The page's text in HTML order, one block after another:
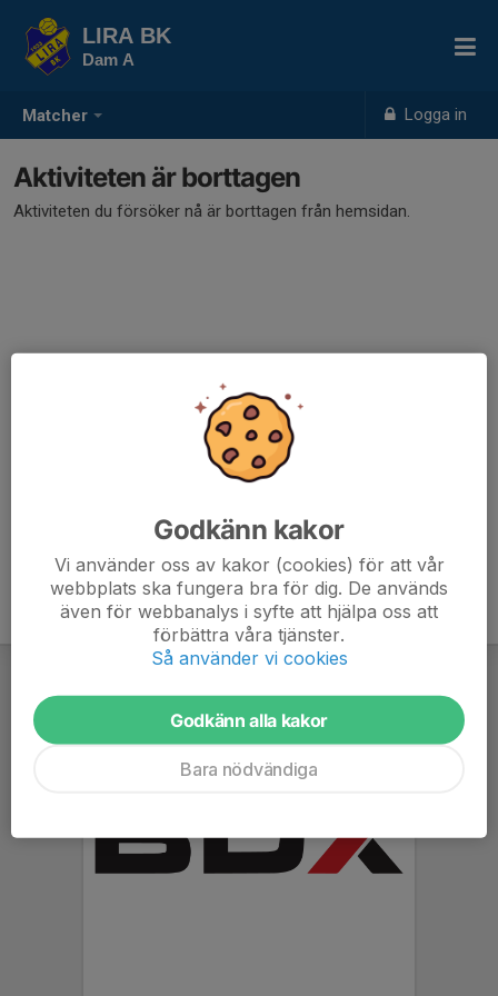
Matcher Logga in
LIRA BK
Dam A
Aktiviteten är borttagen
Aktiviteten du försöker nå är borttagen från hemsidan.
Godkänn kakor
Vi använder oss av kakor (cookies) för att vår
webbplats ska fungera bra för dig. De används
även för webbanalys i syfte att hjälpa oss att
förbättra våra tjänster.
Så använder vi cookies
Godkänn alla kakor
Bara nödvändiga